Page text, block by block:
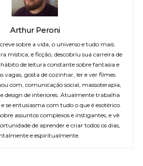
Arthur Peroni
sobre a vida, o universo e tudo mais.
mística, e ficção, descobriu sua carreira de
de leitura constante sobre fantasia e
vagas, gosta de cozinhar, ler e ver filmes
com, comunicação social, massoterapia,
design de interiores. Atualmente trabalha
se entusiasma com tudo o que é esotérico.
assuntos complexos e instigantes, e vê
de aprender e criar todos os dias,
e espiritualmente.